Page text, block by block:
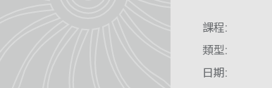
課程:
類型:
日期: